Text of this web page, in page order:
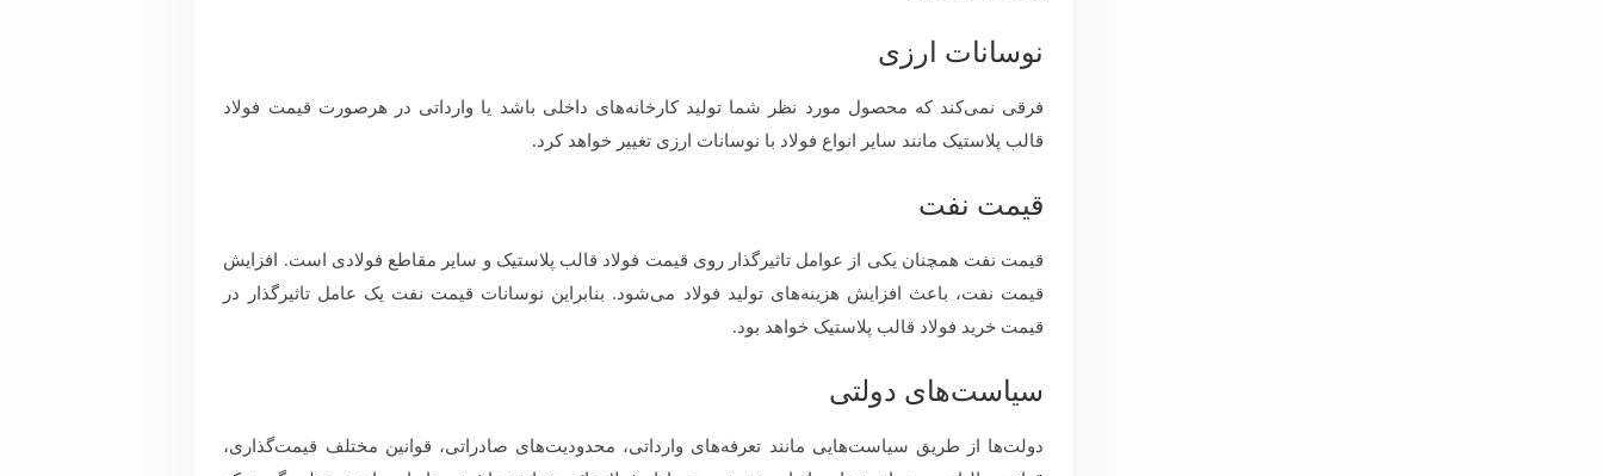
نوسانات ارزی
فرقی نمی‌کند که محصول مورد نظر شما تولید کارخانه‌های داخلی باشد یا وارداتی در هرصورت قیمت فولاد
قالب پلاستیک مانند سایر انواع فولاد با نوسانات ارزی تغییر خواهد کرد.
قیمت نفت
قیمت نفت همچنان یکی از عوامل تاثیرگذار روی قیمت فولاد قالب پلاستیک و سایر مقاطع فولادی است. افزایش
قیمت نفت، باعث افزایش هزینه‌های تولید فولاد می‌شود. بنابراین نوسانات قیمت نفت یک عامل تاثیرگذار در
قیمت خرید فولاد قالب پلاستیک خواهد بود.
سیاست‌های دولتی
دولت‌ها از طریق سیاست‌هایی مانند تعرفه‌های وارداتی، محدودیت‌های صادراتی، قوانین مختلف قیمت‌گذاری،